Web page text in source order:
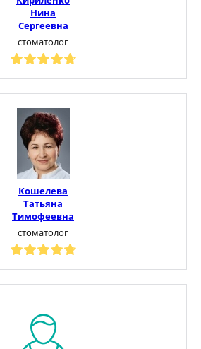
Нина
Сергеевна
стоматолог
Кошелева
Татьяна
Тимофеевна
стоматолог